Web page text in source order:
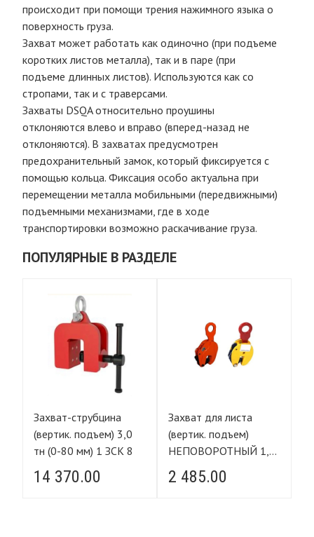
происходит при помощи трения нажимного языка о
поверхность груза.
Захват может работать как одиночно (при подъеме
коротких листов металла), так и в паре (при
подъеме длинных листов). Используются как со
стропами, так и с траверсами.
Захваты DSQA относительно проушины
отклоняются влево и вправо (вперед-назад не
отклоняются). В захватах предусмотрен
предохранительный замок, который фиксируется с
помощью кольца. Фиксация особо актуальна при
перемещении металла мобильными (передвижными)
подъемными механизмами, где в ходе
транспортировки возможно раскачивание груза.
ПОПУЛЯРНЫЕ В РАЗДЕЛЕ
Захват-струбцина
(вертик. подъем) 3,0
тн (0-80 мм) 1 ЗСК 8
14 370.00
Захват для листа
(вертик. подъем)
НЕПОВОРОТНЫЙ 1,0
тн (толщина листа 0-
18 мм) DHQL FORCE
2 485.00